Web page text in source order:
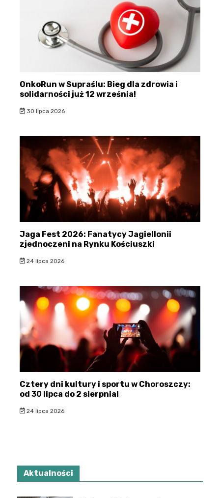
OnkoRun w Supraślu: Bieg dla zdrowia i
solidarności już 12 września!
30 lipca 2026
Jaga Fest 2026: Fanatycy Jagiellonii
zjednoczeni na Rynku Kościuszki
24 lipca 2026
Cztery dni kultury i sportu w Choroszczy:
od 30 lipca do 2 sierpnia!
24 lipca 2026
Aktualności